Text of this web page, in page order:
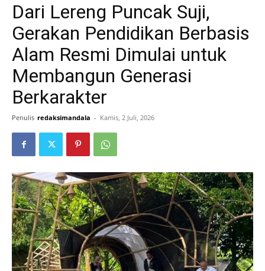
Dari Lereng Puncak Suji,
Gerakan Pendidikan Berbasis
Alam Resmi Dimulai untuk
Membangun Generasi
Berkarakter
Penulis redaksimandala - Kamis, 2 Juli, 2026